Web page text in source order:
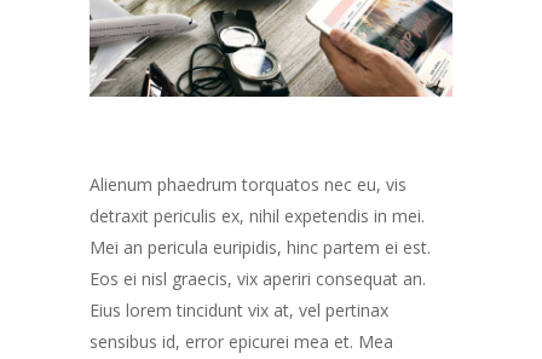
Alienum phaedrum torquatos nec eu, vis
detraxit periculis ex, nihil expetendis in mei.
Mei an pericula euripidis, hinc partem ei est.
Eos ei nisl graecis, vix aperiri consequat an.
Eius lorem tincidunt vix at, vel pertinax
sensibus id, error epicurei mea et. Mea